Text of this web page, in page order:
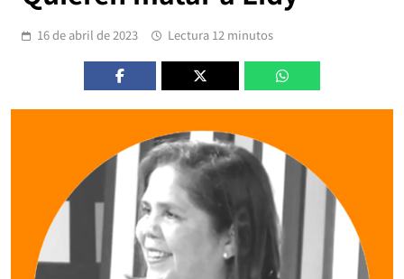
16 de abril de 2023 Lectura 12 minutos